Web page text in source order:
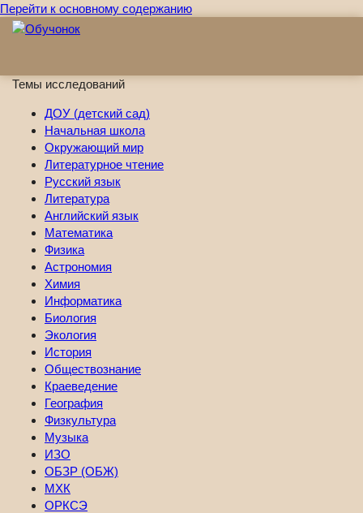
Перейти к основному содержанию
Темы исследований
ДОУ (детский сад)
Начальная школа
Окружающий мир
Литературное чтение
Русский язык
Литература
Английский язык
Математика
Физика
Астрономия
Химия
Информатика
Биология
Экология
История
Обществознание
Краеведение
География
Физкультура
Музыка
ИЗО
ОБЗР (ОБЖ)
МХК
ОРКСЭ